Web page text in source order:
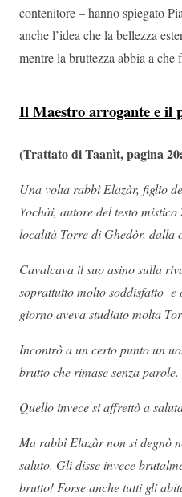
contenitore – hanno spiegato
anche l’idea che la bellezza
mentre la bruttezza abbia a
Il Maestro arrogante e il
(Trattato di Taanìt, pagina
Una volta rabbì Elazàr, figlio
Yochài, autore del testo
località Torre di Ghedòr, dalla
Cavalcava il suo asino sulla
soprattutto molto soddisfatto e
giorno aveva studiato molta
Incontrò a un certo punto un
brutto che rimase senza parole.
Quello invece si affrettò a
Ma rabbì Elazàr non si degnò
saluto. Gli disse invece
brutto! Forse anche tutti gli